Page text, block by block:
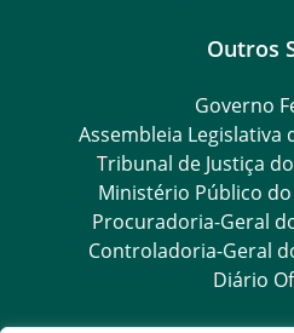
Outros
Governo
Assembleia Legislativa
Tribunal de Justiça
Ministério Público
Procuradoria-Geral
Controladoria-Geral
Diário